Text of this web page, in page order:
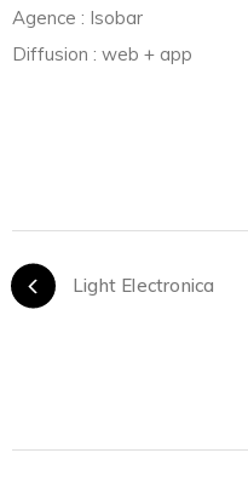
Agence : Isobar
Diffusion : web + app
Light Electronica